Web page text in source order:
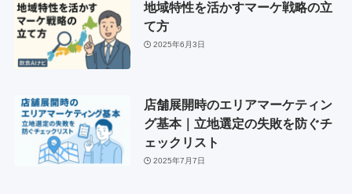
地域特性を活かすマーケ戦略の立
て方
2025年6月3日
店舗展開時のエリアマーケティン
グ基本｜立地選定の失敗を防ぐチ
ェックリスト
2025年7月7日